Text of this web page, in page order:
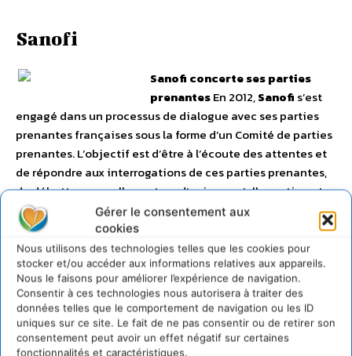
Gérer le consentement aux
cookies
Nous utilisons des technologies telles que les cookies pour
stocker et/ou accéder aux informations relatives aux appareils.
Nous le faisons pour améliorer l’expérience de navigation.
Consentir à ces technologies nous autorisera à traiter des
données telles que le comportement de navigation ou les ID
uniques sur ce site. Le fait de ne pas consentir ou de retirer son
consentement peut avoir un effet négatif sur certaines
fonctionnalités et caractéristiques.
Sanofi
Sanofi concerte ses parties
prenantesEn 2012,Sanofi s’est
engagé dans un processus de dialogue avec ses parties
prenantes françaises sous la forme d’un Comité de parties
prenantes.L’objectif est d’être à l’écoute des attentes et
de répondre aux interrogations de ces parties prenantes,
de débattre avec elles autour d’enjeux qu’elles estiment
être importants en termes de RSE et enfin de s’engager
avec elles dans une démarche de co-construction pour
aboutir à des actions concrètes. Le Comité de parties
prenantes est composé de personnalités françaises
émanant de domaines divers (ONG humanitaires et
environnementales, associations de patients, acteurs
institutionnels et politiques, professionnels de la santé,
universitaires des sciences humaines, représentants de la